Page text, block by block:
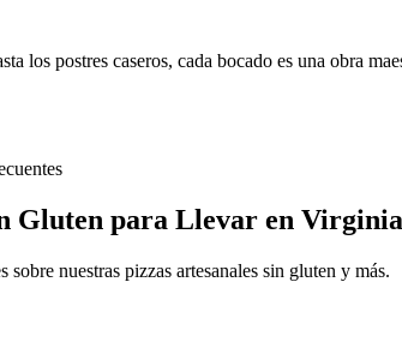
los postres caseros, cada bocado es una obra
Gluten para Llevar en
nuestras pizzas artesanales sin gluten y más.